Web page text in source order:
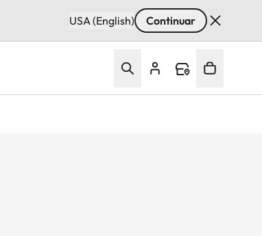
USA (English) Continuar